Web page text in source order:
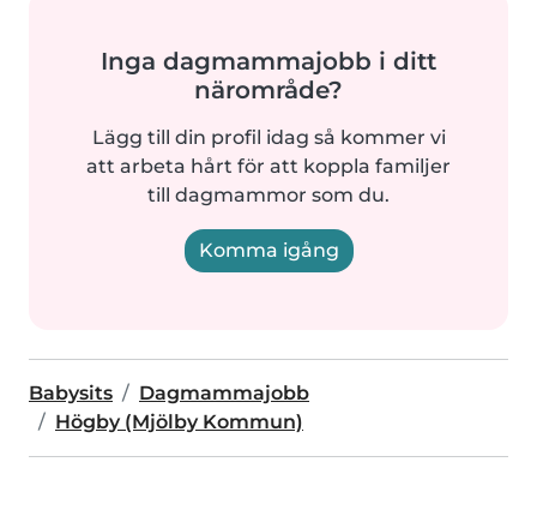
Inga dagmammajobb i ditt
närområde?
Lägg till din profil idag så kommer vi
att arbeta hårt för att koppla familjer
till dagmammor som du.
Komma igång
Babysits
Dagmammajobb
Högby (Mjölby Kommun)